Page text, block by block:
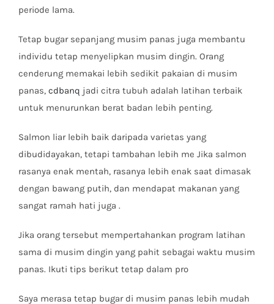
periode lama.
Tetap bugar sepanjang musim panas juga membantu
individu tetap menyelipkan musim dingin. Orang
cenderung memakai lebih sedikit pakaian di musim
panas, cdbanq jadi citra tubuh adalah latihan terbaik
untuk menurunkan berat badan lebih penting.
Salmon liar lebih baik daripada varietas yang
dibudidayakan, tetapi tambahan lebih me Jika salmon
rasanya enak mentah, rasanya lebih enak saat dimasak
dengan bawang putih, dan mendapat makanan yang
sangat ramah hati juga .
Jika orang tersebut mempertahankan program latihan
sama di musim dingin yang pahit sebagai waktu musim
panas. Ikuti tips berikut tetap dalam pro
Saya merasa tetap bugar di musim panas lebih mudah